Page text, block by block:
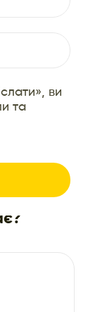
ви
та